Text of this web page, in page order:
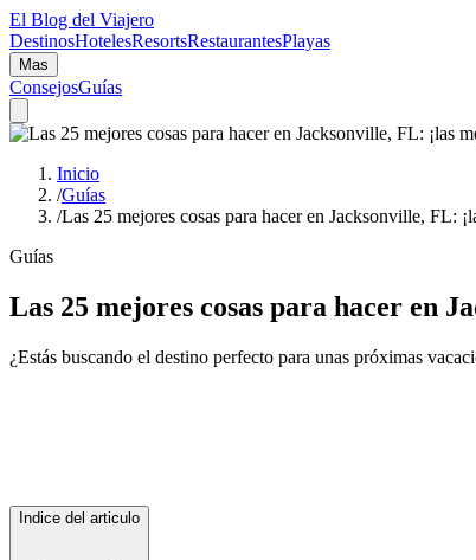
El Blog del Viajero
DestinosHotelesResortsRestaurantesPlayas
Mas
ConsejosGuías
Inicio
/Guías
/Las 25 mejores cosas para hacer en Jacksonville, FL:
Guías
Las 25 mejores cosas para hacer en
¿Estás buscando el destino perfecto para unas próximas
Indice del articulo